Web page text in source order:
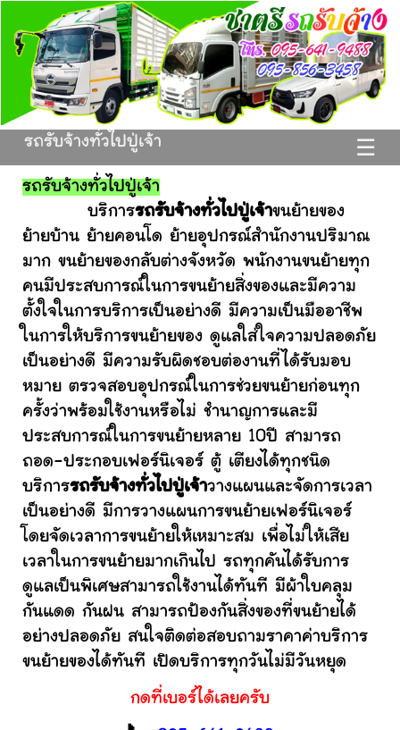
☰
รถรับจ้างทั่วไปปู่เจ้า
รถรับจ้างทั่วไปปู่เจ้า
บริการรถรับจ้างทั่วไปปู่เจ้าขนย้ายของ
ย้ายบ้าน ย้ายคอนโด ย้ายอุปกรณ์สำนักงานปริมาณ
มาก ขนย้ายของกลับต่างจังหวัด พนักงานขนย้ายทุก
คนมีประสบการณ์ในการขนย้ายสิ่งของและมีความ
ตั้งใจในการบริการเป็นอย่างดี มีความเป็นมืออาชีพ
ในการให้บริการขนย้ายของ ดูแลใส่ใจความปลอดภัย
เป็นอย่างดี มีความรับผิดชอบต่องานที่ได้รับมอบ
หมาย ตรวจสอบอุปกรณ์ในการช่วยขนย้ายก่อนทุก
ครั้งว่าพร้อมใช้งานหรือไม่ ชำนาญการและมี
ประสบการณ์ในการขนย้ายหลาย 10ปี สามารถ
ถอด-ประกอบเฟอร์นิเจอร์ ตู้ เตียงได้ทุกชนิด
บริการรถรับจ้างทั่วไปปู่เจ้าวางแผนและจัดการเวลา
เป็นอย่างดี มีการวางแผนการขนย้ายเฟอร์นิเจอร์
โดยจัดเวลาการขนย้ายให้เหมาะสม เพื่อไม่ให้เสีย
เวลาในการขนย้ายมากเกินไป รถทุกคันได้รับการ
ดูแลเป็นพิเศษสามารถใช้งานได้ทันที มีผ้าใบคลุม
กันแดด กันฝน สามารถป้องกันสิ่งของที่ขนย้ายได้
อย่างปลอดภัย สนใจติดต่อสอบถามราคาค่าบริการ
ขนย้ายของได้ทันที เปิดบริการทุกวันไม่มีวันหยุด
กดที่เบอร์ได้เลยครับ